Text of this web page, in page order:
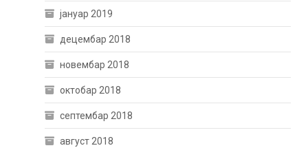
јануар 2019
децембар 2018
новембар 2018
октобар 2018
септембар 2018
август 2018